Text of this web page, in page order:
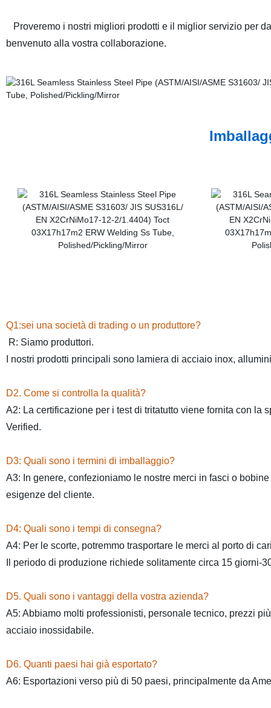
Proveremo i nostri migliori prodotti e il miglior servizio per
benvenuto alla vostra collaborazione.
Q1:sei una società di trading o un produttore?
R: Siamo produttori.
I nostri prodotti principali sono lamiera di acciaio inox,
D2. Come si controlla la qualità?
A2: La certificazione per i test di tritatutto viene fornita con
Verified.
D3: Quali sono i termini di imballaggio?
A3: In genere, confezioniamo le nostre merci in fasci o
esigenze del cliente.
D4: Quali sono i tempi di consegna?
A4: Per le scorte, potremmo trasportare le merci al porto di
Il periodo di produzione richiede solitamente circa 15 giorni-
D5. Quali sono i vantaggi della vostra azienda?
A5: Abbiamo molti professionisti, personale tecnico, prezzi
acciaio inossidabile.
D6. Quanti paesi hai già esportato?
A6: Esportazioni verso più di 50 paesi, principalmente da